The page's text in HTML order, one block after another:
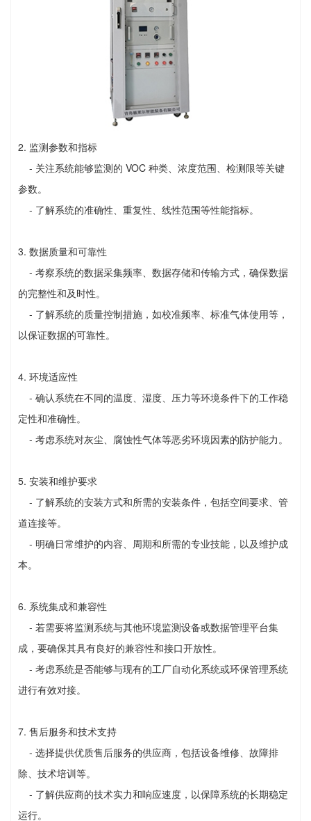
2. 监测参数和指标
- 关注系统能够监测的 VOC 种类、浓度范围、检测限等关键
参数。
- 了解系统的准确性、重复性、线性范围等性能指标。
3. 数据质量和可靠性
- 考察系统的数据采集频率、数据存储和传输方式，确保数据
的完整性和及时性。
- 了解系统的质量控制措施，如校准频率、标准气体使用等，
以保证数据的可靠性。
4. 环境适应性
- 确认系统在不同的温度、湿度、压力等环境条件下的工作稳
定性和准确性。
- 考虑系统对灰尘、腐蚀性气体等恶劣环境因素的防护能力。
5. 安装和维护要求
- 了解系统的安装方式和所需的安装条件，包括空间要求、管
道连接等。
- 明确日常维护的内容、周期和所需的专业技能，以及维护成
本。
6. 系统集成和兼容性
- 若需要将监测系统与其他环境监测设备或数据管理平台集
成，要确保其具有良好的兼容性和接口开放性。
- 考虑系统是否能够与现有的工厂自动化系统或环保管理系统
进行有效对接。
7. 售后服务和技术支持
- 选择提供优质售后服务的供应商，包括设备维修、故障排
除、技术培训等。
- 了解供应商的技术实力和响应速度，以保障系统的长期稳定
运行。